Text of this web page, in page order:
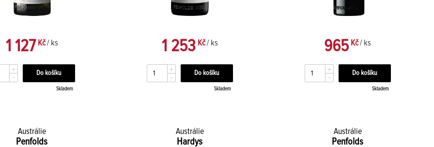
1 127Kč/ ks
+
-
Skladem
1 253 Kč/ ks
+
-
Skladem
965 Kč/ ks
+
-
Skladem
Austrálie
Penfolds
Austrálie
Hardys
Austrálie
Penfolds